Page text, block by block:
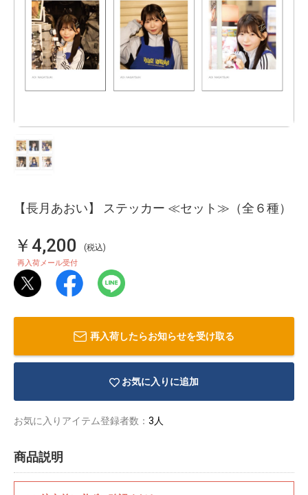
【長月あおい】 ステッカー ≪セット≫（全６種）
￥4,200 (税込)
再入荷メール受付
再入荷したらお知らせを受け取る
お気に入りに追加
お気に入りアイテム登録者数： 3人
商品説明